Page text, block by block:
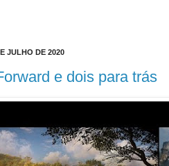
JULHO DE 2020
e dois para trás